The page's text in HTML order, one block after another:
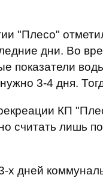
"Плесо"
дни. Во
показатели
3-4 дня.
КП
считать лишь
х дней